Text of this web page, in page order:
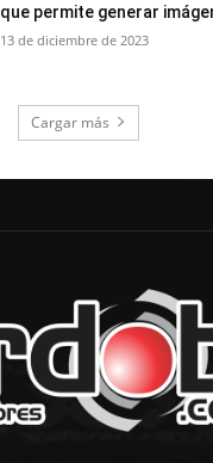
que permite generar
13 de diciembre de 2023
Cargar más